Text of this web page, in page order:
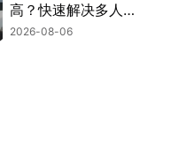
高？快速解决多人联
机卡顿问题！
2026-08-06